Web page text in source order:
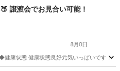
なつっこちゃん🍑 譲渡会でお見合い可能！
8月8日
康状態 健康状態良好元気いっぱいです！